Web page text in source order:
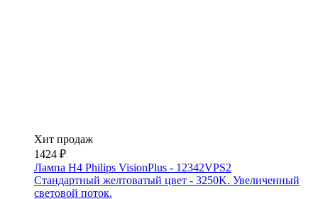
Хит продаж
1424 ₽
Лампа H4 Philips VisionPlus - 12342VPS2
Стандартный желтоватый цвет - 3250K. Увеличенный
световой поток.